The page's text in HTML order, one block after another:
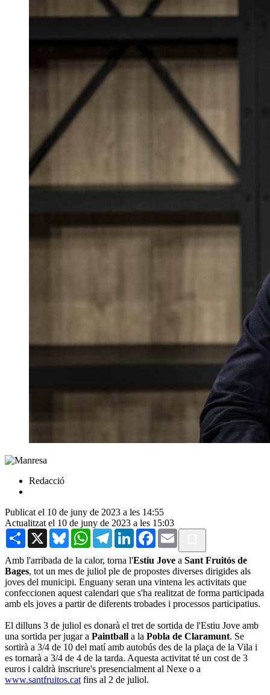
Redacció
Publicat el 10 de juny de 2023 a les 14:55
Actualitzat el 10 de juny de 2023 a les 15:03
Share X BlueskyWhatsAppTelegramLinkedInFacebook
Email
Amb l'arribada de la calor, torna l'Estiu Jove a Sant Fruitós de
Bages, tot un mes de juliol ple de propostes diverses dirigides als
joves del municipi. Enguany seran una vintena les activitats que
confeccionen aquest calendari que s'ha realitzat de forma participada
amb els joves a partir de diferents trobades i processos participatius.
El dilluns 3 de juliol es donarà el tret de sortida de l'Estiu Jove amb
una sortida per jugar a Paintball a la Pobla de Claramunt. Se
sortirà a 3/4 de 10 del matí amb autobús des de la plaça de la Vila i
es tornarà a 3/4 de 4 de la tarda. Aquesta activitat té un cost de 3
euros i caldrà inscriure's presencialment al Nexe o a
www.santfruitos.cat fins al 2 de juliol.